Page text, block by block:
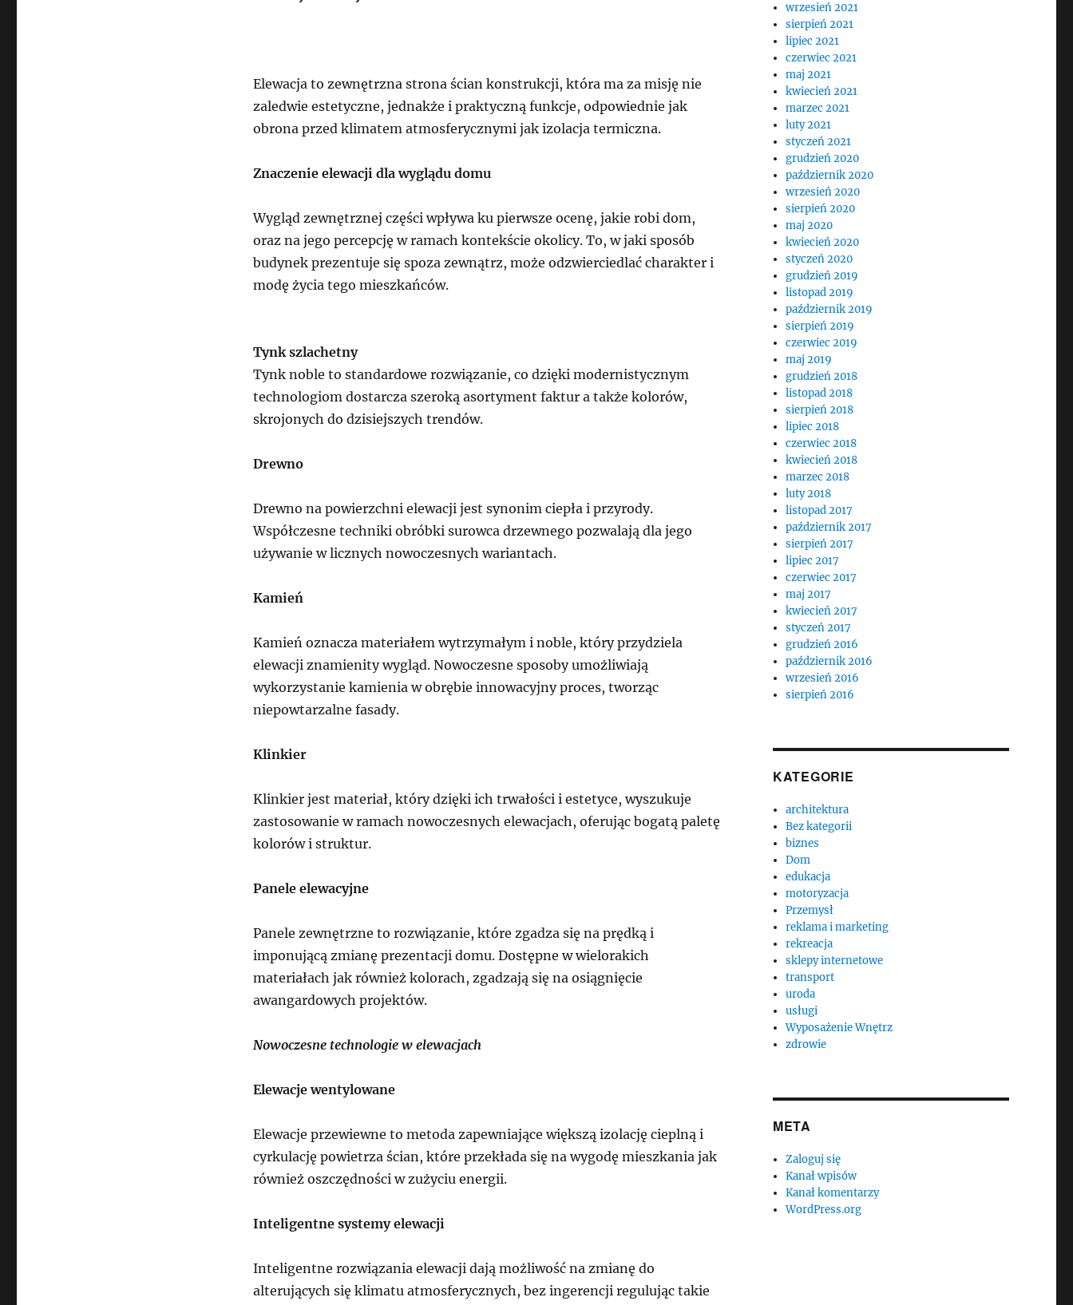
Elewacja to zewnętrzna strona ścian konstrukcji, która ma za misję nie
zaledwie estetyczne, jednakże i praktyczną funkcje, odpowiednie jak
obrona przed klimatem atmosferycznymi jak izolacja termiczna.
Znaczenie elewacji dla wyglądu domu
Wygląd zewnętrznej części wpływa ku pierwsze ocenę, jakie robi dom,
oraz na jego percepcję w ramach kontekście okolicy. To, w jaki sposób
budynek prezentuje się spoza zewnątrz, może odzwierciedlać charakter i
modę życia tego mieszkańców.
Tynk szlachetny
Tynk noble to standardowe rozwiązanie, co dzięki modernistycznym
technologiom dostarcza szeroką asortyment faktur a także kolorów,
skrojonych do dzisiejszych trendów.
Drewno
Drewno na powierzchni elewacji jest synonim ciepła i przyrody.
Współczesne techniki obróbki surowca drzewnego pozwalają dla jego
używanie w licznych nowoczesnych wariantach.
Kamień
Kamień oznacza materiałem wytrzymałym i noble, który przydziela
elewacji znamienity wygląd. Nowoczesne sposoby umożliwiają
wykorzystanie kamienia w obrębie innowacyjny proces, tworząc
niepowtarzalne fasady.
Klinkier
Klinkier jest materiał, który dzięki ich trwałości i estetyce, wyszukuje
zastosowanie w ramach nowoczesnych elewacjach, oferując bogatą paletę
kolorów i struktur.
Panele elewacyjne
Panele zewnętrzne to rozwiązanie, które zgadza się na prędką i
imponującą zmianę prezentacji domu. Dostępne w wielorakich
materiałach jak również kolorach, zgadzają się na osiągnięcie
awangardowych projektów.
Nowoczesne technologie w elewacjach
Elewacje wentylowane
Elewacje przewiewne to metoda zapewniające większą izolację cieplną i
cyrkulację powietrza ścian, które przekłada się na wygodę mieszkania jak
również oszczędności w zużyciu energii.
Inteligentne systemy elewacji
Inteligentne rozwiązania elewacji dają możliwość na zmianę do
alterujących się klimatu atmosferycznych, bez ingerencji regulując takie
wrzesień 2021
sierpień 2021
lipiec 2021
czerwiec 2021
maj 2021
kwiecień 2021
marzec 2021
luty 2021
styczeń 2021
grudzień 2020
październik 2020
wrzesień 2020
sierpień 2020
maj 2020
kwiecień 2020
styczeń 2020
grudzień 2019
listopad 2019
październik 2019
sierpień 2019
czerwiec 2019
maj 2019
grudzień 2018
listopad 2018
sierpień 2018
lipiec 2018
czerwiec 2018
kwiecień 2018
marzec 2018
luty 2018
listopad 2017
październik 2017
sierpień 2017
lipiec 2017
czerwiec 2017
maj 2017
kwiecień 2017
styczeń 2017
grudzień 2016
październik 2016
wrzesień 2016
sierpień 2016
KATEGORIE
architektura
Bez kategorii
biznes
Dom
edukacja
motoryzacja
Przemysł
reklama i marketing
rekreacja
sklepy internetowe
transport
uroda
usługi
Wyposażenie Wnętrz
zdrowie
META
Zaloguj się
Kanał wpisów
Kanał komentarzy
WordPress.org